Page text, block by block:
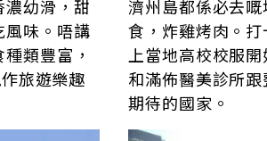
幼滑，甜
風味。唔講
類豐富，
旅遊樂趣
濟州島都係必去
食，炸雞烤肉。
上當地高校校服
和滿佈醫美診所
期待的國家。